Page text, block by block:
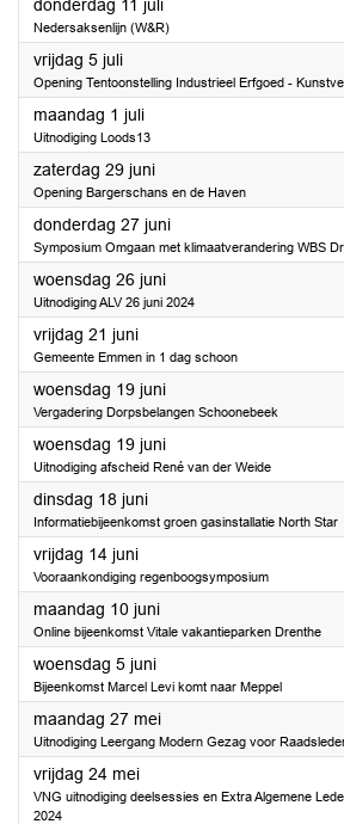
donderdag 11 juli
Nedersaksenlijn (W&R)
vrijdag 5 juli2024
Opening Tentoonstelling Industrieel Erfgoed -
maandag 1 juli2024
Uitnodiging Loods13
zaterdag 29 juni2024
Opening Bargerschans en de Haven
donderdag 27 juni2024
Symposium Omgaan met klimaatverandering WBS
woensdag 26 juni2024
Uitnodiging ALV 26 juni 2024
vrijdag 21 juni2024
Gemeente Emmen in 1 dag schoon
woensdag 19 juni2024
Vergadering Dorpsbelangen Schoonebeek
woensdag 19 juni2024
Uitnodiging afscheid René van der Weide
dinsdag 18 juni2024
Informatiebijeenkomst groen gasinstallatie North Star
vrijdag 14 juni2024
Vooraankondiging regenboogsymposium
maandag 10 juni2024
Online bijeenkomst Vitale vakantieparken Drenthe
woensdag 5 juni2024
Bijeenkomst Marcel Levi komt naar Meppel
maandag 27 mei2024
Uitnodiging Leergang Modern Gezag voor
vrijdag 24 mei2024
VNG uitnodiging deelsessies en Extra Algemene
2024